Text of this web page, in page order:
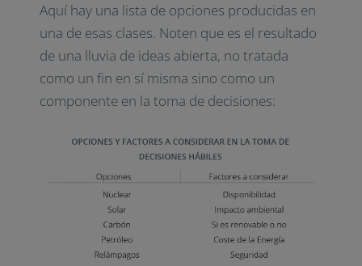
Aquí hay una lista de opciones producidas en
una de esas clases. Noten que es el resultado
de una lluvia de ideas abierta, no tratada
como un fin en sí misma sino como un
componente en la toma de decisiones: